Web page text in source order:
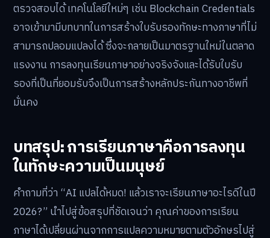
ตรวจสอบได้ เทคโนโลยีใหม่ๆ เช่น Blockchain Credentials
อาจเข้ามามีบทบาทในการสร้างใบรับรองทักษะทางภาษาที่ไม่
สามารถปลอมแปลงได้ ซึ่งจะกลายเป็นมาตรฐานใหม่ในตลาด
แรงงาน การลงทุนเรียนภาษาอย่างจริงจังและได้รับใบรับ
รองที่เป็นที่ยอมรับจึงเป็นการสร้างหลักประกันทางอาชีพที่
มั่นคง
บทสรุป: การเรียนภาษาคือการลงทุน
ในทักษะความเป็นมนุษย์
คำถามที่ว่า “AI แปลได้หมด! แล้วเราจะเรียนภาษาอะไรดีในปี
2026?” นำไปสู่ข้อสรุปที่ชัดเจนว่า คุณค่าของการเรียน
ภาษาได้เปลี่ยนผ่านจากการแปลความหมายตามตัวอักษรไปสู่